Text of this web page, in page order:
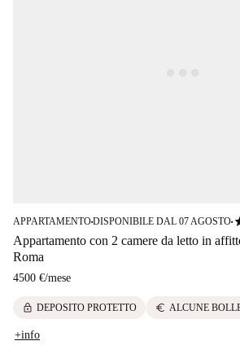
APPARTAMENTO■DISPONIBILE DAL 07 AGOSTO■
Appartamento con 2 camere da letto in
Roma
4500 €/mese
lock DEPOSITO PROTETTO euro ALCUNE
+info